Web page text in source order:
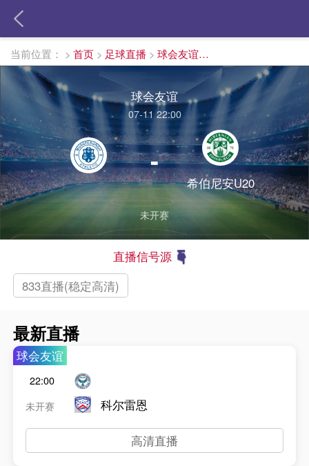
当前位置： > 首页 > 足球直播 > 球会友谊直播
球会友谊
07-11 22:00
-
希伯尼安U20
未开赛
直播信号源
833直播(稳定高清)
最新直播
球会友谊
22:00
未开赛
科尔雷恩
高清直播